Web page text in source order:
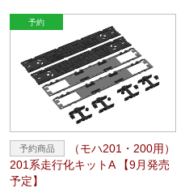
（モハ201・200用）
201系走行化キットA 【9月発売
予定】